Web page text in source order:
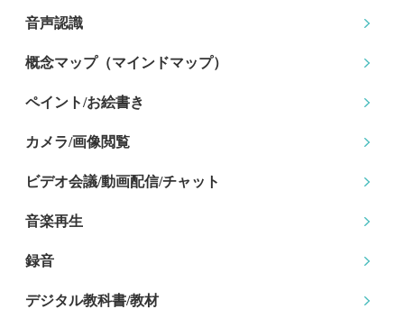
音声認識
概念マップ（マインドマップ）
ペイント/お絵書き
カメラ/画像閲覧
ビデオ会議/動画配信/チャット
音楽再生
録音
デジタル教科書/教材